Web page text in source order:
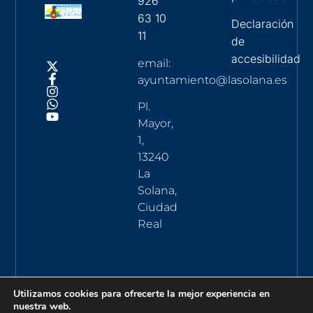
63 10
11
email:
ayuntamiento@lasolana.es
Pl.
Mayor,
1,
13240
La
Solana,
Ciudad
Real
Declaración
de
accesibilidad
Utilizamos cookies para ofrecerte la mejor experiencia en
nuestra web.